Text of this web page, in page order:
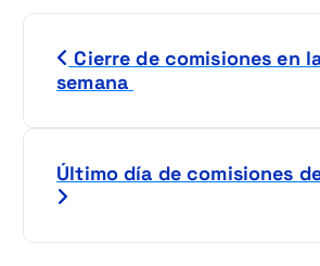
Cierre de comisiones en
semana
Último día de comisiones